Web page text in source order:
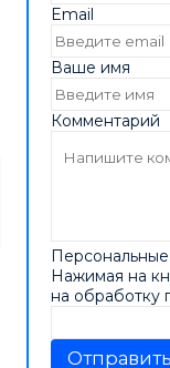
Email
Ваше имя
Комментарий
Нажимая на
на обработку
Отправить